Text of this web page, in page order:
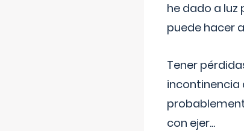
he dado a luz
puede hacer
Tener
incontinencia
con ejer...